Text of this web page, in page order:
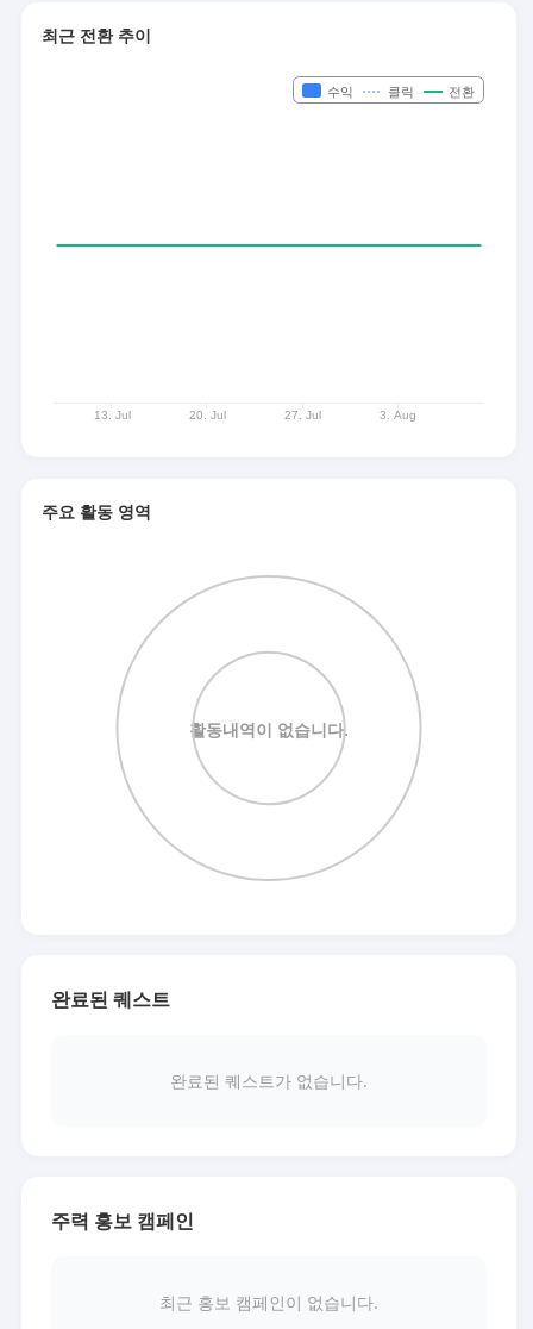
최근 전환 추이
주요 활동 영역
완료된 퀘스트
완료된 퀘스트가 없습니다.
주력 홍보 캠페인
최근 홍보 캠페인이 없습니다.